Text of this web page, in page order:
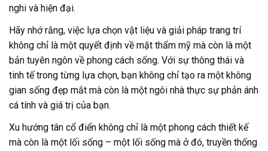
nghi và hiện đại.
Hãy nhớ rằng, việc lựa chọn vật liệu và giải pháp trang trí
không chỉ là một quyết định về mặt thẩm mỹ mà còn là một
bản tuyên ngôn về phong cách sống. Với sự thông thái và
tinh tế trong từng lựa chọn, bạn không chỉ tạo ra một không
gian sống đẹp mắt mà còn là một ngôi nhà thực sự phản ánh
cá tính và giá trị của bạn.
Xu hướng tân cổ điển không chỉ là một phong cách thiết kế
mà còn là một lối sống – một lối sống mà ở đó, truyền thống